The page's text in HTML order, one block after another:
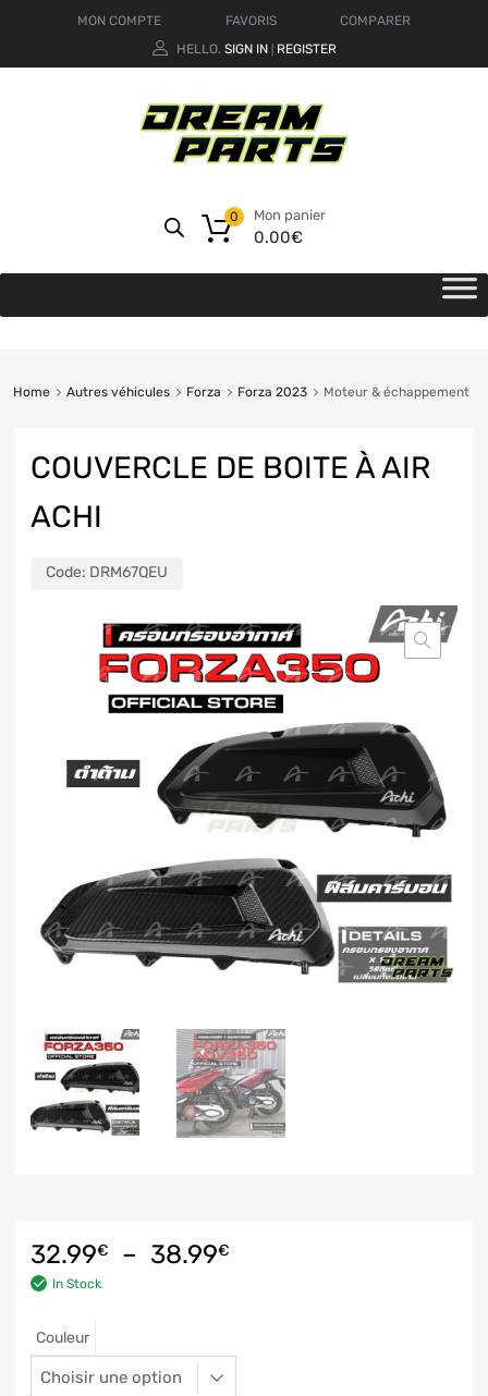
MON COMPTE FAVORIS
COMPARER
HELLO. SIGN IN REGISTER
Mon panier
0.00€
0
Home Autres véhicules Forza Forza 2023 Moteur & échappement
COUVERCLE DE BOITE À AIR
ACHI
Code: DRM67QEU
32.99€ – 38.99€
In Stock
Couleur